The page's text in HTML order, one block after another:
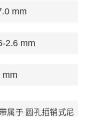
mm
2.6 mm
mm
属于 圆孔插销式尼